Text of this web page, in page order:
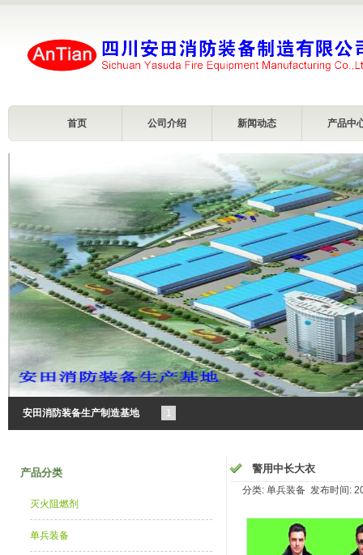
首页 公司介绍 新闻动态 产品中
安田消防装备生产制造基地 1
产品分类
灭火阻燃剂
单兵装备
警用中长大衣
分类: 单兵装备 发布时间: